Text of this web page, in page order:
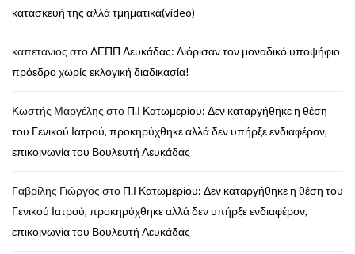
κατασκευή της αλλά τμηματικά(video)
καπετανιος στοΔΕΠΠ Λευκάδας: Διόρισαν τον μοναδικό υποψήφιο
πρόεδρο χωρίς εκλογική διαδικασία!
Κωστής Μαργέλης στο Π.Ι Κατωμερίου: Δεν καταργήθηκε η θέση
του Γενικού Ιατρού, προκηρύχθηκε αλλά δεν υπήρξε ενδιαφέρον,
επικοινωνία του Βουλευτή Λευκάδας
Γαβρίλης Γιώργος στο Π.Ι Κατωμερίου: Δεν καταργήθηκε η θέση του
Γενικού Ιατρού, προκηρύχθηκε αλλά δεν υπήρξε ενδιαφέρον,
επικοινωνία του Βουλευτή Λευκάδας